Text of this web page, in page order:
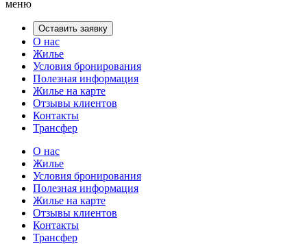
меню
Оставить заявку
О нас
Жилье
Условия бронирования
Полезная информация
Жилье на карте
Отзывы клиентов
Контакты
Трансфер
О нас
Жилье
Условия бронирования
Полезная информация
Жилье на карте
Отзывы клиентов
Контакты
Трансфер